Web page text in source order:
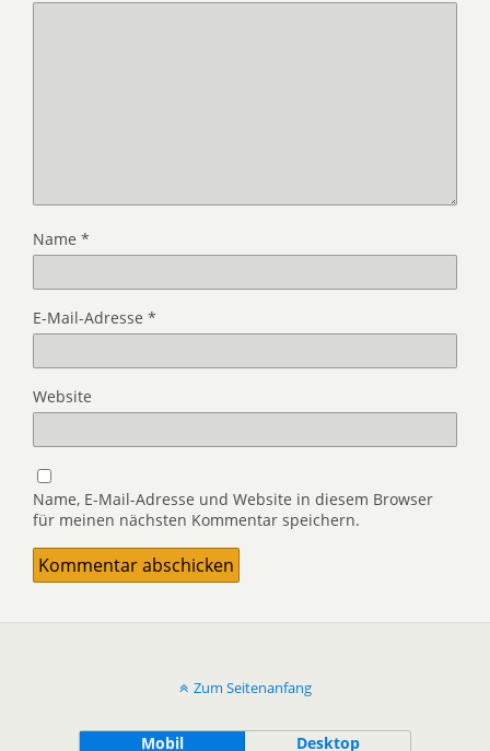
Name *
E-Mail-Adresse *
Website
Name, E-Mail-Adresse und Website in diesem Browser
für meinen nächsten Kommentar speichern.
Zum Seitenanfang
Mobil Desktop